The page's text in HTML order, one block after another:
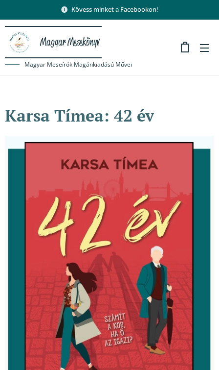
Kövess minket a Facebookon!
Magyar Mesekönyv
Magyar Meseírók Magánkiadású Művei
Karsa Tímea: 42 év